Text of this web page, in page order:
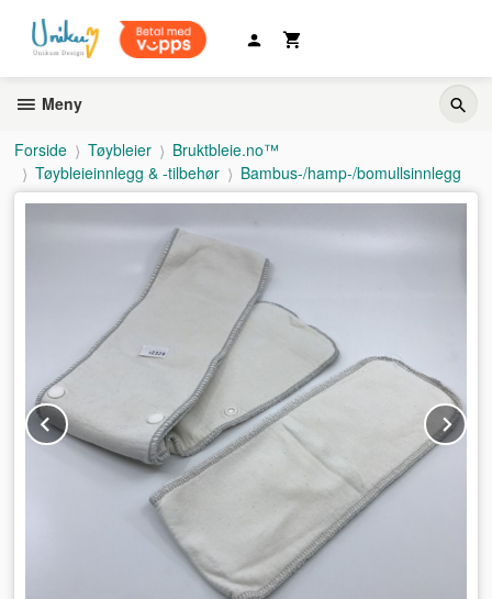
innholdet
Meny
Forside Tøybleier
Bruktbleie.no™
Tøybleieinnlegg & -tilbehør
Bambus-/hamp-/bomullsinnlegg
Prev